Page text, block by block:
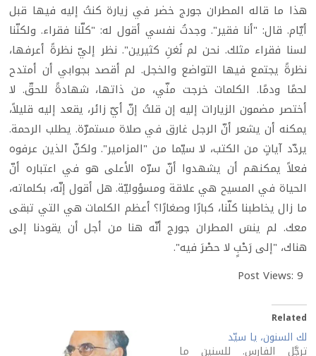
هذا ما قاله المطران جورج خضر في زيارة كنتُ إليه فيها قبل
أيّام. قال: "أنا فقير". وجدتُ نفسي أقول له: "كلّنا فقراء. ولكنّنا
لسنا فقراء مثلك. نحن لم نُغنِ كثيرين". نظر إليّ نظرةً أعرفها،
نظرةً يجتمع فيها التواضع والخجل. لم أقصد بجوابي أن أمتدح
لحمًا ودمًا. الكلمات خرجت منّي، من ذاتها، شهادةً للحقّ. لا
أختصر مضمون الزيارات إليه إن قلتُ إنّ أيّ زائر، يقعد إليه قليلاً،
يمكنه أن يشعر أنّ الرجل غارق في صلاة مستمرّة. يطلب الرحمة.
يردّد آياتٍ من الكتب، لا سيّما من "المزامير". ولكنّ الذين عرفوه
فعلاً يمكنهم أن يشهدوا أنّ سرّه الأعلى هو في اعتباره أنّ
الحياة في المسيح هي علاقة ومسؤوليّة. هل أقول إنّه، بكلماته،
ما زال يخاطبنا كلّنا، كبارًا وصغارًا؟ أعظم الكلمات هي التي تبقى
معك. لم ينسَ المطران جورج أنّه هنا من أجل أن يقودنا إلى
هناك، "إلى رَحْبٍ لا حصْرَ فيه".
Post Views: 9
Related
لك السنون، يا سيّد
ترجَّل الفارس. للسنين ما